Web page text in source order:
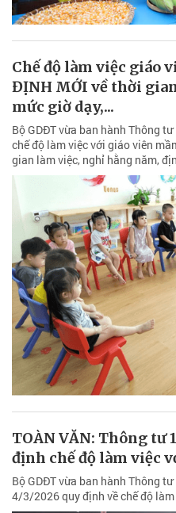
Chế độ làm việc giáo
ĐỊNH MỚI về thời
mức giờ dạy,...
Bộ GDĐT vừa ban hành Thông
chế độ làm việc với giáo viên
gian làm việc, nghỉ hằng năm,
TOÀN VĂN: Thông tư
định chế độ làm việc
Bộ GDĐT vừa ban hành Thông
4/3/2026 quy định về chế độ